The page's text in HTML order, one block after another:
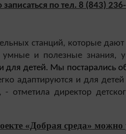
по тел. 8 (843)
станций, которые
и полезные знания,
детей. Мы постарались
адаптируются и для детей
директор
«Добрая среда» можно